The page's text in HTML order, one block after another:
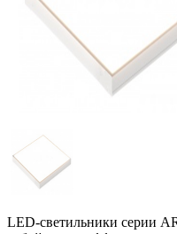
LED-светильники серии